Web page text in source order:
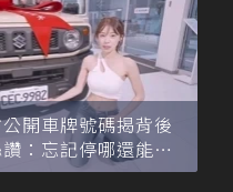
開車牌號碼揭背後
：忘記停哪還能幫